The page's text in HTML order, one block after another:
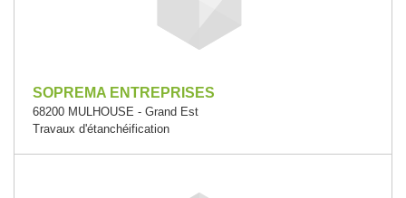
SOPREMA ENTREPRISES
68200 MULHOUSE - Grand Est
Travaux d'étanchéification